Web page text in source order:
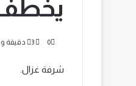
يخطف
0 دقيقة
شرفة غزال.